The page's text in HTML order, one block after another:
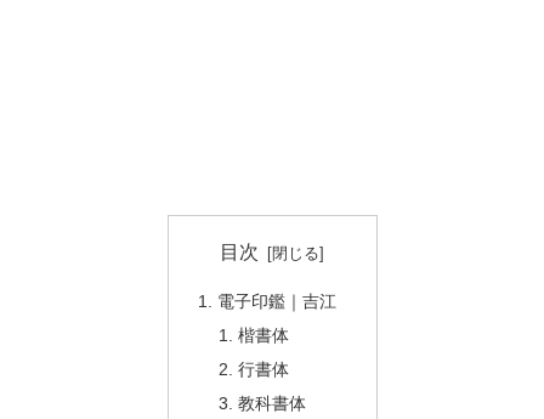
目次
電子印鑑｜吉江
楷書体
行書体
教科書体